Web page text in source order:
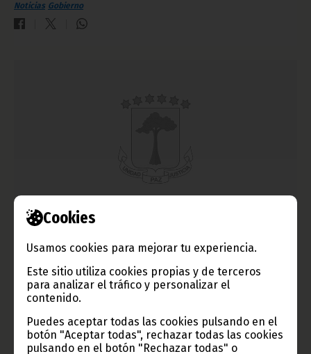
Cookies
Usamos cookies para mejorar tu experiencia.
Este sitio utiliza cookies propias y de terceros
para analizar el tráfico y personalizar el
contenido.
Puedes aceptar todas las cookies pulsando en el
botón "Aceptar todas", rechazar todas las cookies
pulsando en el botón "Rechazar todas" o
Noticias Gobierno
Viceministro de Educación, Ciencia y Deportes: Excmo.
Noticias Gobierno